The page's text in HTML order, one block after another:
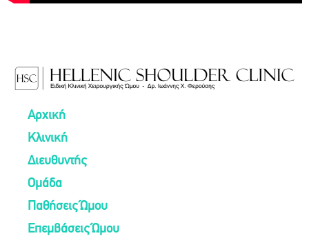
Αρχική
Κλινική
Διευθυντής
Ομάδα
Παθήσεις Ώμου
Επεμβάσεις Ώμου